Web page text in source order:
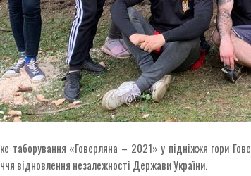
таборування «Говерляна – 2021» у підніжжя гори
відновлення незалежності Держави України.